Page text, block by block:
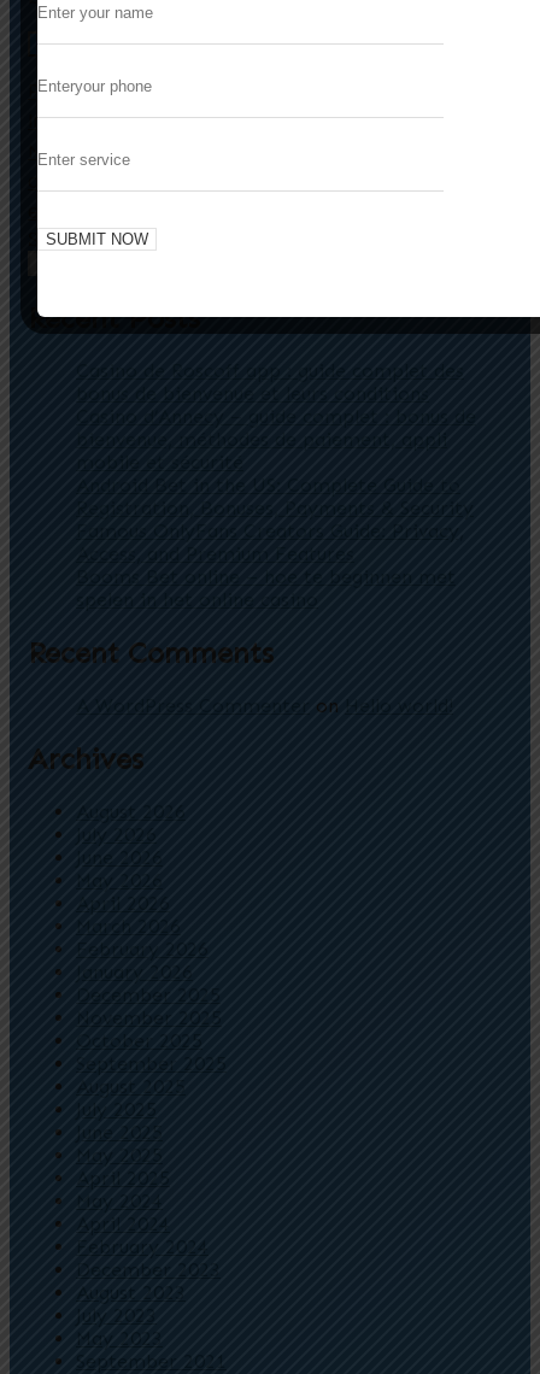
Previous De Evolutie van Digitale Muziekdistributie:
Innovatieve Benaderingen en Veiligheid
Next Mobilny dostęp do materiałów edukacyjnych
Search
Recent Posts
Recent Comments
on
Archives
February 2026
January 2026
December 2025
November 2025
October 2025
September 2025
August 2025
July 2025
June 2025
May 2025
April 2025
May 2024
April 2024
February 2024
December 2023
August 2023
July 2023
May 2023
September 2021